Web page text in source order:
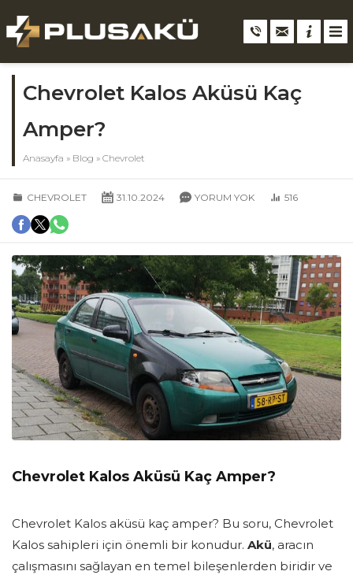
Chevrolet Kalos Aküsü Kaç
Amper?
Anasayfa » Blog » Chevrolet
CHEVROLET 31.10.2024 YORUM YOK 516
Chevrolet Kalos Aküsü Kaç Amper?
Chevrolet Kalos aküsü kaç amper? Bu soru, Chevrolet
Kalos sahipleri için önemli bir konudur. Akü, aracın
çalışmasını sağlayan en temel bileşenlerden biridir ve